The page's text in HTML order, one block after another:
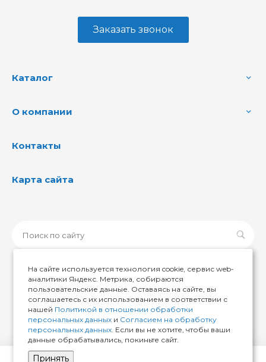
Заказать звонок
Каталог
О компании
Контакты
Карта сайта
© 2026 ИМИР174, Все права защищены
На сайте используется технология cookie, сервис web-
аналитики Яндекс. Метрика, собираются
пользовательские данные. Оставаясь на сайте, вы
соглашаетесь с их использованием в соответствии с
нашей Политикой в отношении обработки
персональных данных и Согласием на обработку
персональных данных. Если вы не хотите, чтобы ваши
данные обрабатывались, покиньте сайт.
Принять